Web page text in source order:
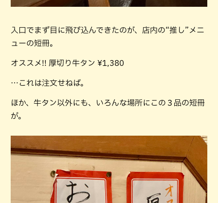
入口でまず目に飛び込んできたのが、店内の“推し”メニ
ューの短冊。
オススメ!! 厚切り牛タン ¥1,380
…これは注文せねば。
ほか、牛タン以外にも、いろんな場所にこの３品の短冊
が。